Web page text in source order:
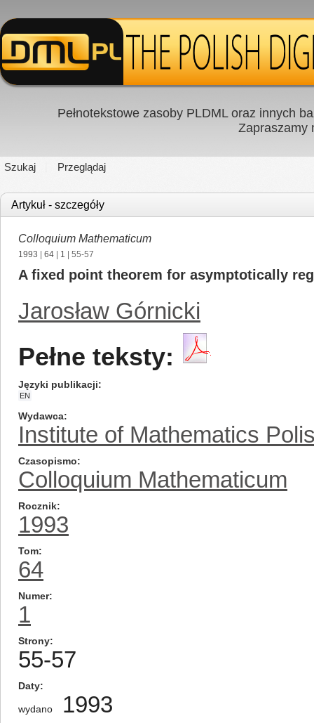
Pełnotekstowe zasoby PLDML oraz innych
Zapraszamy
Szukaj Przeglądaj
Artykuł - szczegóły
Colloquium Mathematicum
1993 64 1 | 55-57
A fixed point theorem for asymptotically
Jarosław Górnicki
Pełne teksty:
Języki publikacji
EN
Wydawca
Institute of Mathematics
Czasopismo
Colloquium Mathematicum
Rocznik
1993
Tom
64
Numer
1
Strony
55-57
Daty
wydano 1993